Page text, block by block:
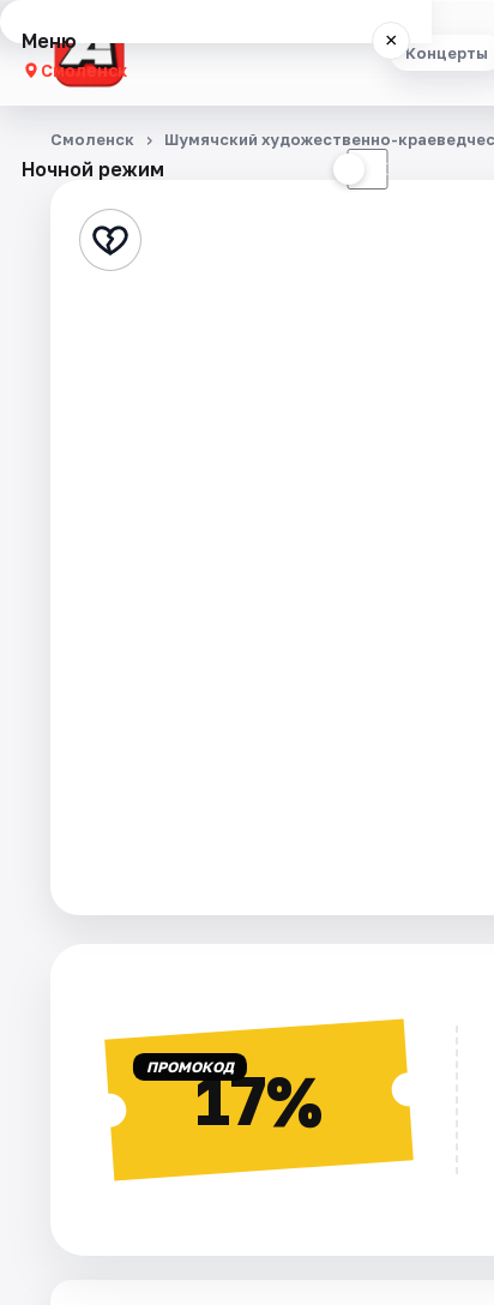
Концерты
Меню ×
Смоленск
Концерты
Стендап
Ночной режим ☾
Смоленск Шумячский художественно-
ПРОМОКОД17%